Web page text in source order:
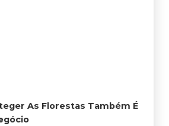
As Florestas Também É